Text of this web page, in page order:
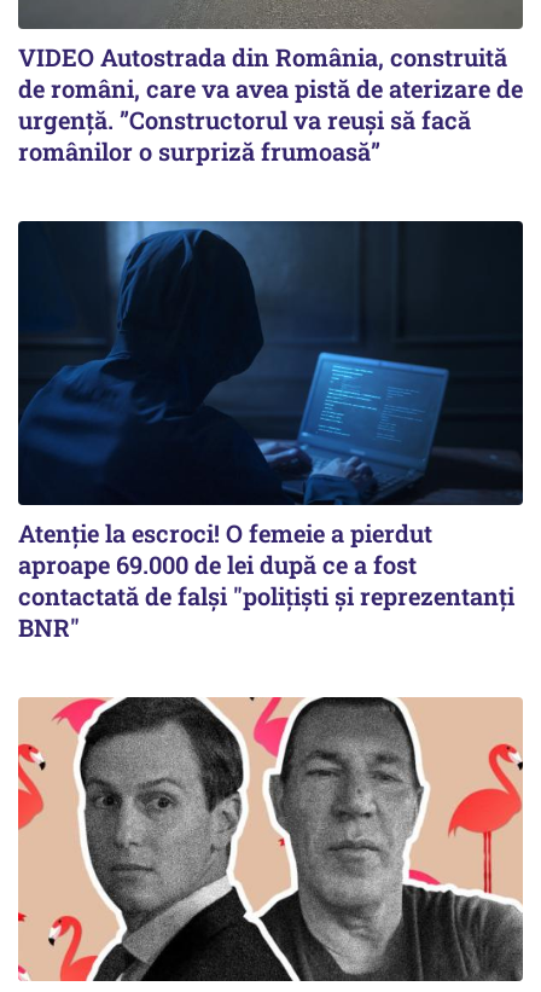
VIDEO Autostrada din România, construită
de români, care va avea pistă de aterizare de
urgență. ”Constructorul va reuși să facă
românilor o surpriză frumoasă”
Atenție la escroci! O femeie a pierdut
aproape 69.000 de lei după ce a fost
contactată de falși "polițiști și reprezentanți
BNR"